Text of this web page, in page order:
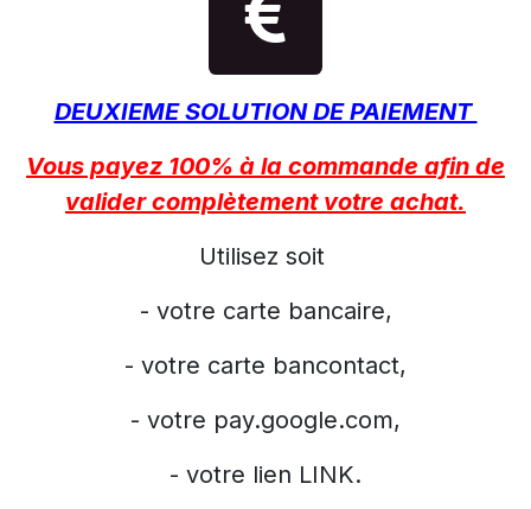
DEUXIEME SOLUTION DE PAIEMENT
Vous payez 100% à la commande afin de
valider complètement votre achat.
Utilisez soit
- votre carte bancaire,
- votre carte bancontact,
- votre pay.google.com,
- votre lien LINK.